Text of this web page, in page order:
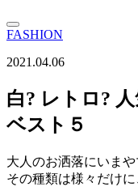
FASHION
2021.04.06
白? レトロ?
ベスト５
大人のお洒落にいま
その種類は様々だけ